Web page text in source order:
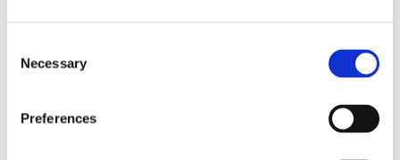
Necessary
Preferences
* * *
holder statsministeren, udenrigsministeren, finansministeren,
økonomi- og erhvervsministeren, undervisningsministeren og